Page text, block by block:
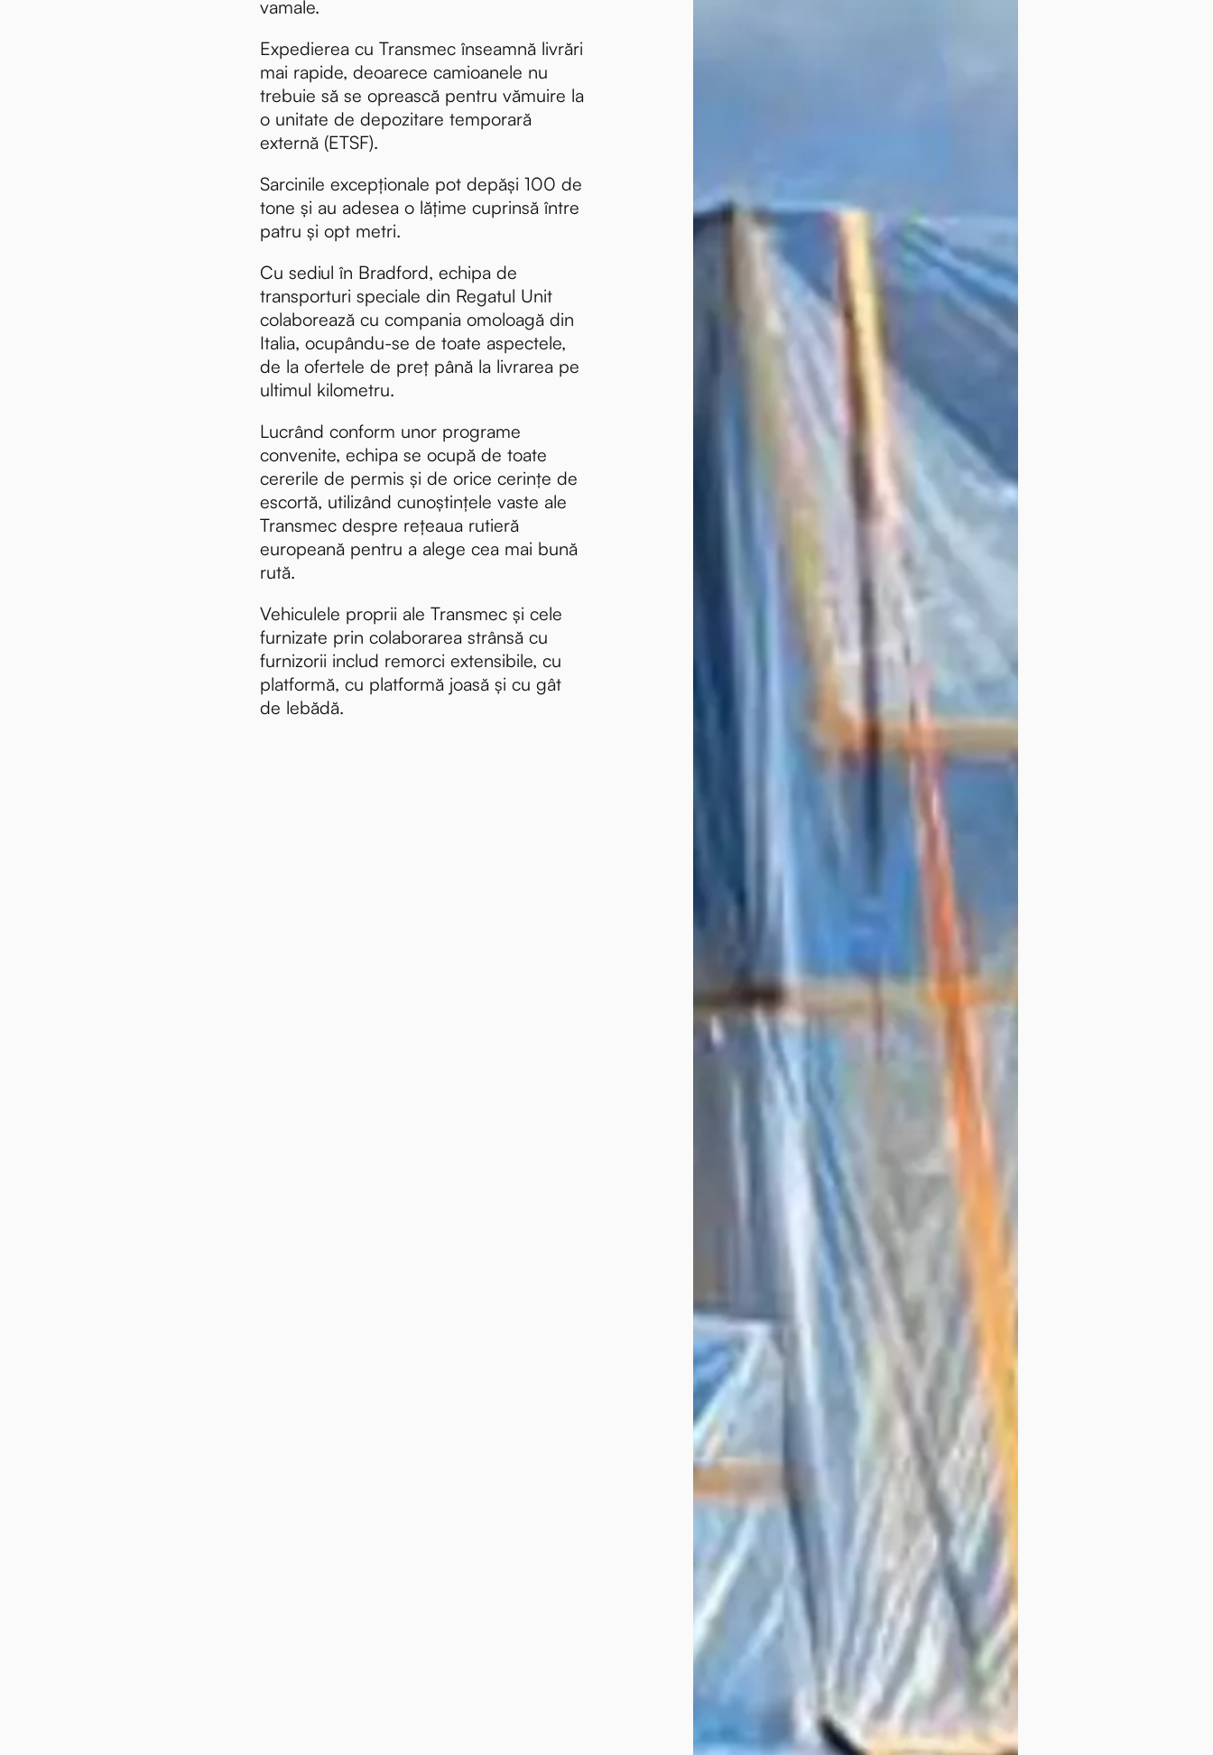
vamale.
Expedierea cu Transmec înseamnă livrări
mai rapide, deoarece camioanele nu
trebuie să se oprească pentru vămuire la
o unitate de depozitare temporară
externă (ETSF).
Sarcinile excepționale pot depăși 100 de
tone și au adesea o lățime cuprinsă între
patru și opt metri.
Cu sediul în Bradford, echipa de
transporturi speciale din Regatul Unit
colaborează cu compania omoloagă din
Italia, ocupându-se de toate aspectele,
de la ofertele de preț până la livrarea pe
ultimul kilometru.
Lucrând conform unor programe
convenite, echipa se ocupă de toate
cererile de permis și de orice cerințe de
escortă, utilizând cunoștințele vaste ale
Transmec despre rețeaua rutieră
europeană pentru a alege cea mai bună
rută.
Vehiculele proprii ale Transmec și cele
furnizate prin colaborarea strânsă cu
furnizorii includ remorci extensibile, cu
platformă, cu platformă joasă și cu gât
de lebădă.